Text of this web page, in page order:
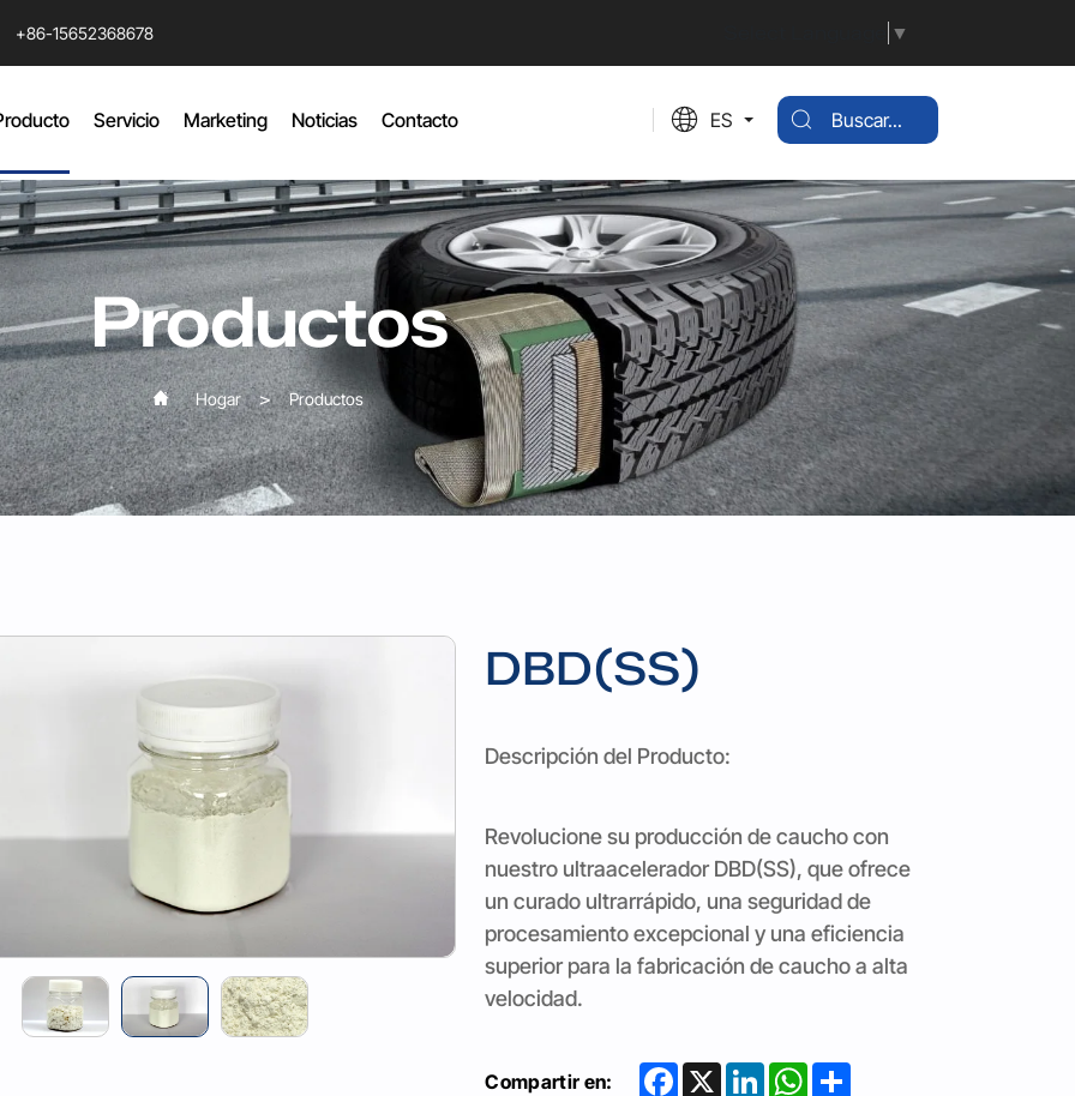
+86-15652368678 ▼
Servicio Marketing Noticias Contacto ES Buscar...
Productos
Hogar Productos
DBD(SS)
Descripción del Producto:
Revolucione su producción de caucho con
nuestro ultraacelerador DBD(SS), que ofrece
un curado ultrarrápido, una seguridad de
procesamiento excepcional y una eficiencia
superior para la fabricación de caucho a alta
velocidad.
Compartir en: Facebook
X LinkedInWhatsApp
Share